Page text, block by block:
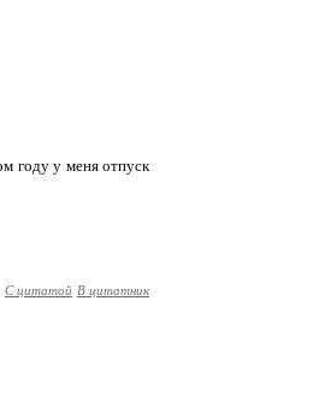
году у меня отпуск
С цитатой В цитатник